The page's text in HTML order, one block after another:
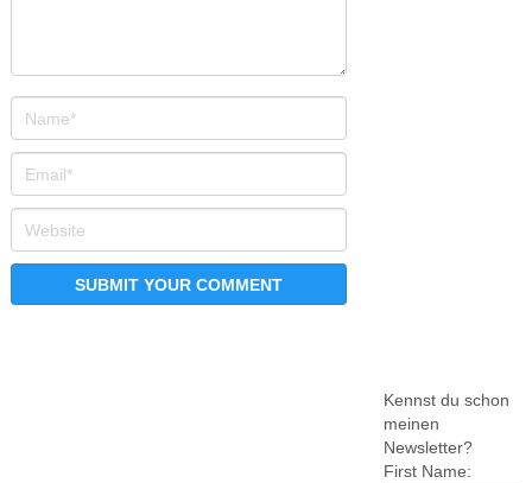
Kennst du schon
meinen
Newsletter?
First Name: